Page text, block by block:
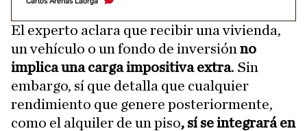
El experto aclara que recibir una vivienda,
un vehículo o un fondo de inversión no
implica una carga impositiva extra. Sin
embargo, sí que detalla que cualquier
rendimiento que genere posteriormente,
como el alquiler de un piso, sí se integrará en